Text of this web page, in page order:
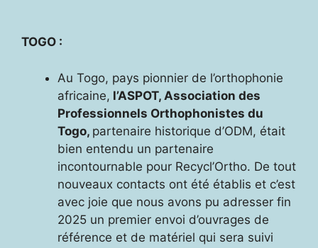
TOGO :
Au Togo, pays pionnier de l’orthophonie
africaine, l’ASPOT, Association des
Professionnels Orthophonistes du
Togo, partenaire historique d’ODM, était
bien entendu un partenaire
incontournable pour Recycl’Ortho. De tout
nouveaux contacts ont été établis et c’est
avec joie que nous avons pu adresser fin
2025 un premier envoi d’ouvrages de
référence et de matériel qui sera suivi